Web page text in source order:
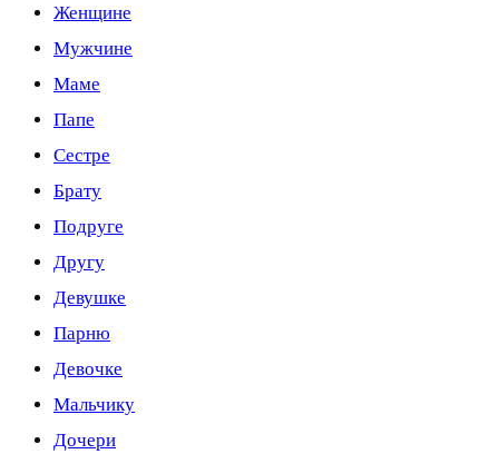
Женщине
Мужчине
Маме
Папе
Сестре
Брату
Подруге
Другу
Девушке
Парню
Девочке
Мальчику
Дочери